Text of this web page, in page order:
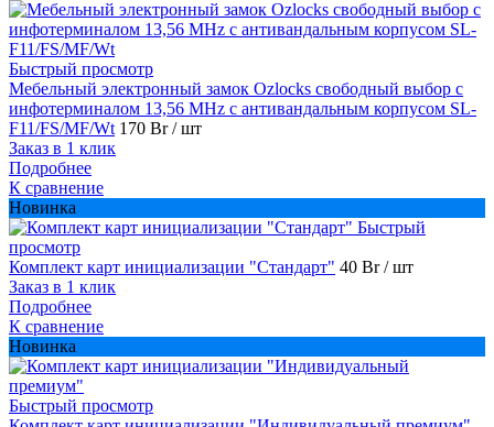
Быстрый просмотр
Мебельный электронный замок Ozlocks свободный выбор с
инфотерминалом 13,56 MHz с антивандальным корпусом SL-
F11/FS/MF/Wt 170 Br/ шт
Заказ в 1 клик
Подробнее
К сравнение
Новинка
Быстрый
просмотр
Комплект карт инициализации "Стандарт" 40 Br/ шт
Заказ в 1 клик
Подробнее
К сравнение
Новинка
Быстрый просмотр